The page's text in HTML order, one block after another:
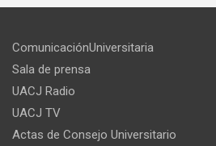
ComunicaciónUniversitaria
Sala de prensa
UACJ Radio
UACJ TV
Actas de Consejo Universitario